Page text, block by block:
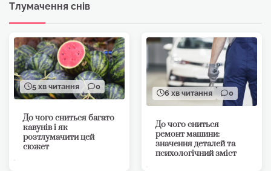
Тлумачення снів
5 хв читання 0
До чого сниться багато
кавунів і як
розтлумачити цей
сюжет
6 хв читання 0
До чого сниться
ремонт машини:
значення деталей та
психологічний зміст